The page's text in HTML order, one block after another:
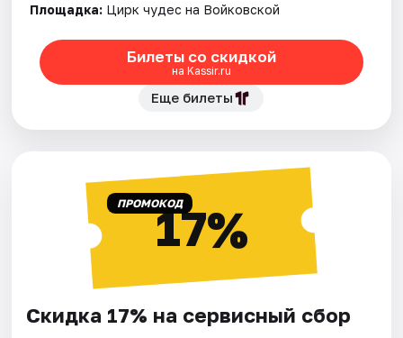
Площадка: Цирк чудес на Войковской
Билеты со скидкой
на Kassir.ru
Еще билеты
ПРОМОКОД17%
Скидка 17% на сервисный сбор